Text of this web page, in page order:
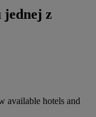
jednej z
available hotels and